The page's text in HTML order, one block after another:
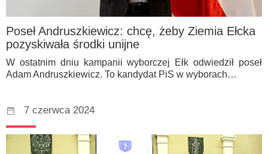
Poseł Andruszkiewicz: chcę, żeby Ziemia Ełcka
pozyskiwała środki unijne
W ostatnim dniu kampanii wyborczej Ełk odwiedził poseł
Adam Andruszkiewicz. To kandydat PiS w wyborach…
7 czerwca 2024